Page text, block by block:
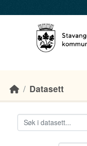
Datasett